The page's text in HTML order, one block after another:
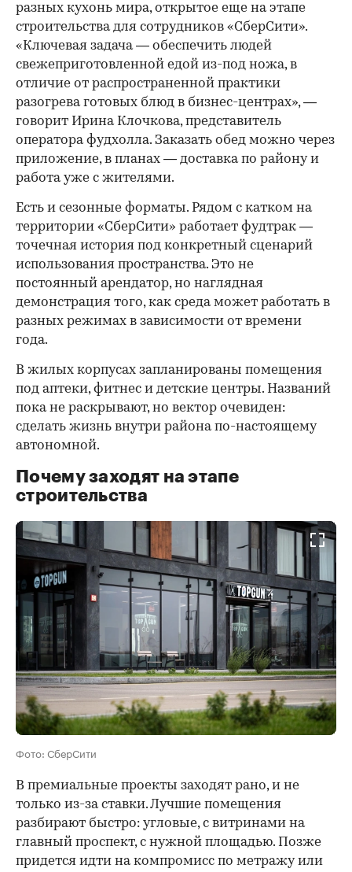
разных кухонь мира, открытое еще на этапе
строительства для сотрудников «СберСити».
«Ключевая задача — обеспечить людей
свежеприготовленной едой из-под ножа, в
отличие от распространенной практики
разогрева готовых блюд в бизнес-центрах», —
говорит Ирина Клочкова, представитель
оператора фудхолла. Заказать обед можно через
приложение, в планах — доставка по району и
работа уже с жителями.
Есть и сезонные форматы. Рядом с катком на
территории «СберСити» работает фудтрак —
точечная история под конкретный сценарий
использования пространства. Это не
постоянный арендатор, но наглядная
демонстрация того, как среда может работать в
разных режимах в зависимости от времени
года.
В жилых корпусах запланированы помещения
под аптеки, фитнес и детские центры. Названий
пока не раскрывают, но вектор очевиден:
сделать жизнь внутри района по-настоящему
автономной.
Почему заходят на этапе
строительства
Фото: СберСити
В премиальные проекты заходят рано, и не
только из-за ставки. Лучшие помещения
разбирают быстро: угловые, с витринами на
главный проспект, с нужной площадью. Позже
придется идти на компромисс по метражу или